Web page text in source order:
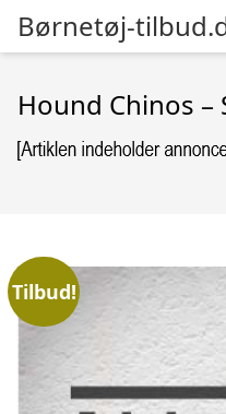
Børnetøj-
Hound Chinos –
Tilbud!